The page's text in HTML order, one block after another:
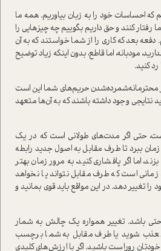
که احساسات خود را به زبان بیاوریم. همه ما
ما رفتار کنند و حق داریم بگوییم چه چیزهایی را
دفعه بعد که کاری را از شما خواستند که به آن
مودبانه، اما قاطع، بدون اینکه زیاد توضیح
کنید.
محترمانه‌شمرده‌شدن حریم‌های شما این است
نتایجی وجود داشته باشند که به آن‌ها متعهد
حتی اگر مدت‌های طولانی است که در یک
ببرد تا طرف مقابل به اصول جدید رابطه
اما اگر پافشاری کنید، به مرور زمان بهتر
است که طرف مقابل نتواند یا نخواهد
را تغییر دهد. در این مواقع باید قوی بمانید و
باشد. تغییر همواره یک چالش به شمار
شوید یا طرف مقابل به شما برچسب
خودتان روراست باشید. اگر با ارزش‌های کلیدی